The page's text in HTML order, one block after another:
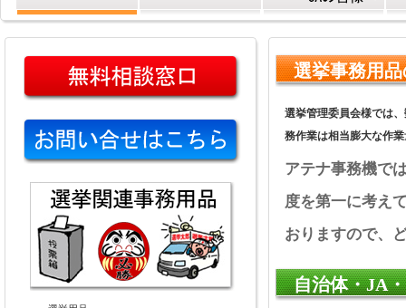
選挙事務用
選挙管理委員会様では
務作業は相当膨大な作
アテナ事務機で
度を第一に考え
おりますので、
自治体・JA